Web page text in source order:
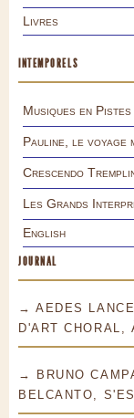
Livres
INTEMPORELS
Musiques en Pistes
Pauline, le voyage
Crescendo
Les Grands
English
JOURNAL
→ AEDES
D'ART CHORAL,
→ BRUNO
BELCANTO,